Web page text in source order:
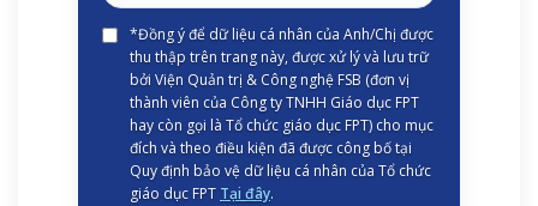
*Đồng ý để dữ liệu cá nhân của Anh/Chị được
thu thập trên trang này, được xử lý và lưu trữ
bởi Viện Quản trị & Công nghệ FSB (đơn vị
thành viên của Công ty TNHH Giáo dục FPT
hay còn gọi là Tổ chức giáo dục FPT) cho mục
đích và theo điều kiện đã được công bố tại
Quy định bảo vệ dữ liệu cá nhân của Tổ chức
giáo dục FPT Tại đây.